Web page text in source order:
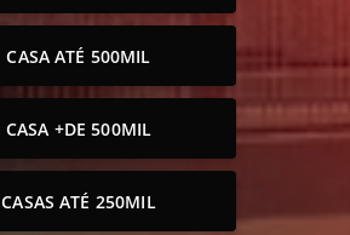
CASA ATÉ 500MIL
CASA +DE 500MIL
CASAS ATÉ 250MIL